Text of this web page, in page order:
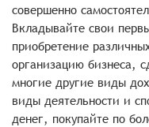
совершенно
Вкладывайте свои
приобретение
организацию бизнеса,
многие другие виды
виды деятельности и
денег, покупайте по